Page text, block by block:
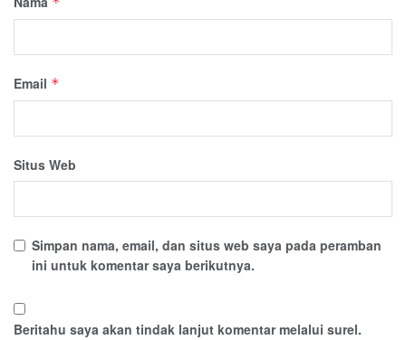
Email *
Situs Web
Simpan nama, email, dan situs web saya pada peramban
ini untuk komentar saya berikutnya.
Beritahu saya akan tindak lanjut komentar melalui surel.